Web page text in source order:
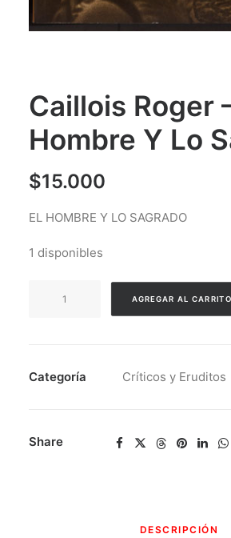
Caillois Roger
Hombre Y Lo
$15.000
EL HOMBRE Y LO SAGRADO
1 disponibles
Hombre
Sagrado
AGREGAR AL CARRITO
Categoría Críticos y Eruditos
Share
DESCRIPCIÓN